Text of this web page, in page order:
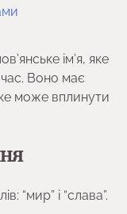
ім’я, яке
Воно має
може вплинути
“мир” і “слава”.